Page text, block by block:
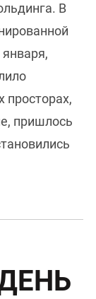
В
января,
просторах,
пришлось